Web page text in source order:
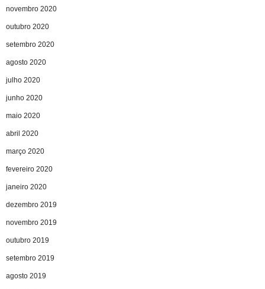
novembro 2020
outubro 2020
setembro 2020
agosto 2020
julho 2020
junho 2020
maio 2020
abril 2020
março 2020
fevereiro 2020
janeiro 2020
dezembro 2019
novembro 2019
outubro 2019
setembro 2019
agosto 2019